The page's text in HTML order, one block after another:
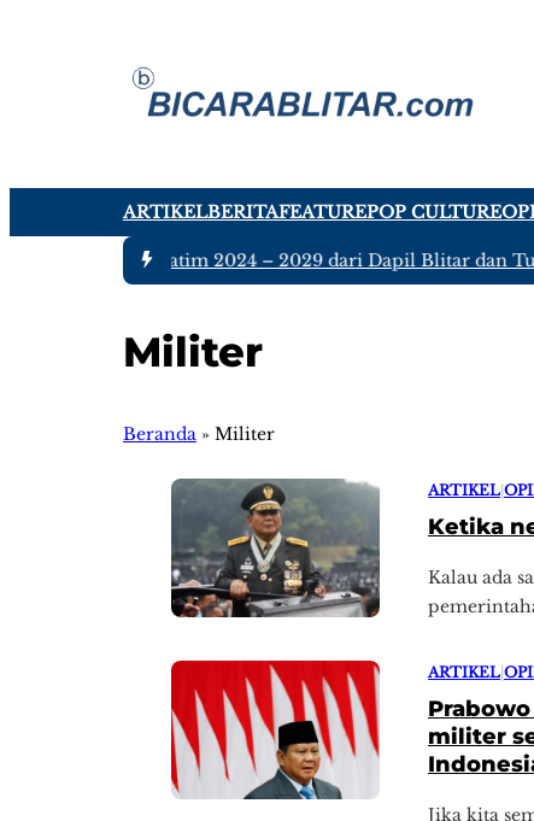
ARTIKELBERITAFEATUREPOP CULTURE
Anggota DPRD Jatim 2024 – 2029 dari Dapil Blitar dan
Militer
Beranda » Militer
ARTIKEL |
Ketika
Kalau ada
ARTIKEL |
militer
Jika kita